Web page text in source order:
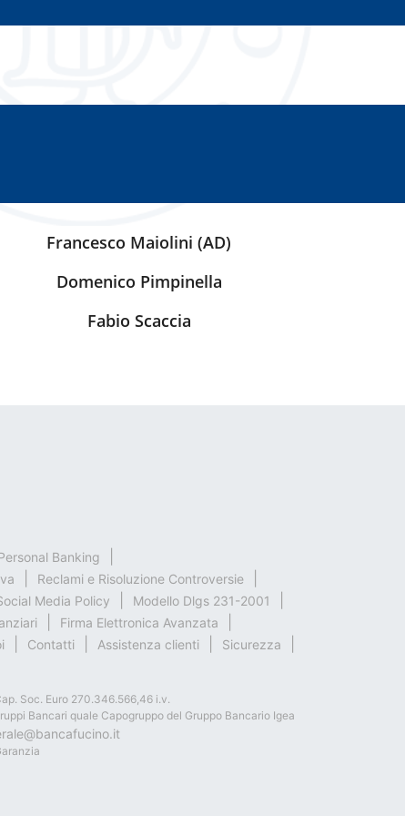
Francesco Maiolini (AD)
Domenico Pimpinella
Fabio Scaccia
Banking
Reclami e Risoluzione Controversie
Media Policy
Modello Dlgs 231-2001
Firma Elettronica Avanzata
Contatti Assistenza clienti
Sicurezza
Soc. Euro 270.346.566,46 i.v.
Bancari quale Capogruppo del Gruppo Bancario Igea